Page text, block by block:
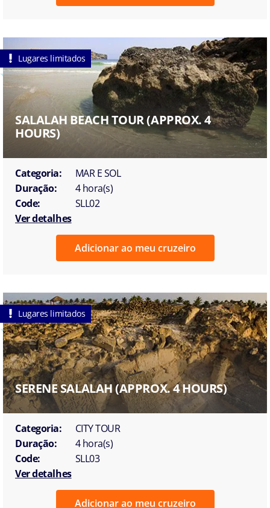
Lugares limitados
SALALAH BEACH TOUR (APPROX. 4
HOURS)
Categoria:
MAR E SOL
Duração:
4 hora(s)
Code:
SLL02
Ver detalhes
Adicionar ao meu cruzeiro
Lugares limitados
SERENE SALALAH (APPROX. 4 HOURS)
Categoria:
CITY TOUR
Duração:
4 hora(s)
Code:
SLL03
Ver detalhes
Adicionar ao meu cruzeiro